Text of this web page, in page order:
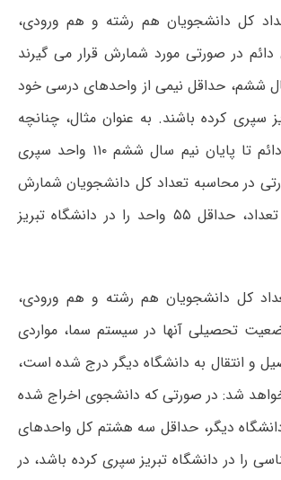
کل دانشجویان هم رشته و هم ورودی،
دائم در صورتی مورد شمارش قرار می گیرند
ششم، حداقل نیمی از واحدهای درسی خود
سپری کرده باشند. به عنوان مثال، چنانچه
دانشجوی مهمان دائم تا پایان نیم سال ششم ۱۱۰ واحد سپری
در محاسبه تعداد کل دانشجویان شمارش
میشود که از این تعداد، حداقل ۵۵ واحد را در دانشگاه تبریز
کل دانشجویان هم رشته و هم ورودی،
تحصیلی آنها در سیستم سما، مواردی
و انتقال به دانشگاه دیگر درج شده است،
شد: در صورتی که دانشجوی اخراج شده
دیگر، حداقل سه هشتم کل واحدهای
را در دانشگاه تبریز سپری کرده باشد، در